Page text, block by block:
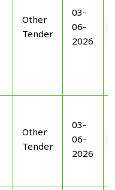
Other
Tender
03-
06-
2026
Other
Tender
03-
06-
2026